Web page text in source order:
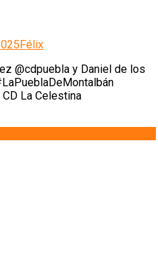
Félix
@cdpuebla y Daniel de los
La Celestina